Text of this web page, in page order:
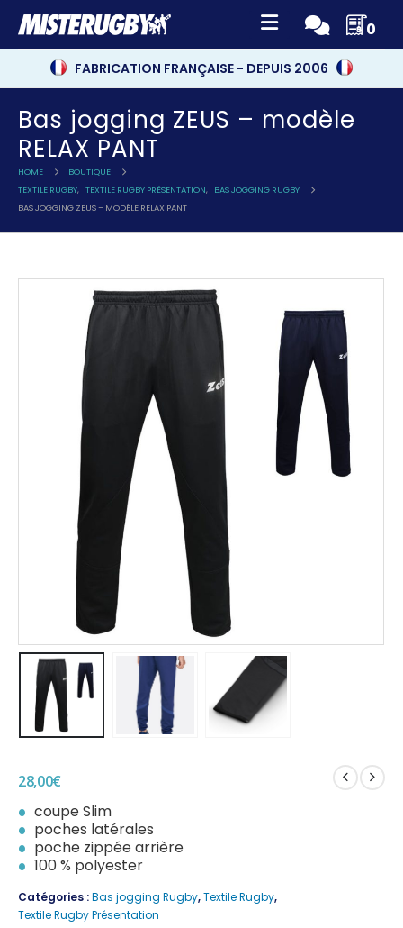
0
FABRICATION FRANÇAISE - DEPUIS 2006
Bas jogging ZEUS – modèle
RELAX PANT
HOME
BOUTIQUE
TEXTILE RUGBY, TEXTILE RUGBY PRÉSENTATION,
BAS JOGGING RUGBY
BAS JOGGING ZEUS – MODÈLE RELAX PANT
28,00€
coupe Slim
poches latérales
poche zippée arrière
100 % polyester
Catégories :Bas jogging Rugby,Textile Rugby,
Textile Rugby Présentation